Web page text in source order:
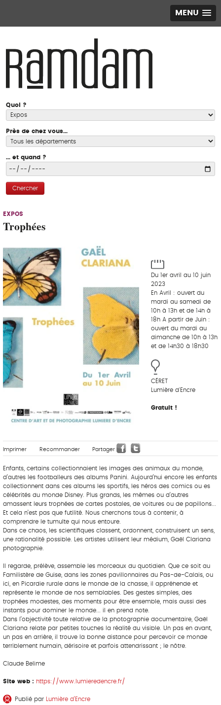
MENU
Quoi ?
Près de chez vous...
... et quand ?
Chercher
EXPOS
Trophées
Du 1er avril au 10 juin
2023
En Avril : ouvert du
mardi au samedi de
10h à 13h et de 14h à
18h A partir de Juin :
ouvert du mardi au
dimanche de 10h à 13h
et de 14h30 à 18h30
CÉRET
Lumière d'Encre
Gratuit !
Imprimer Recommander Partager
Enfants, certains collectionnaient les images des animaux du monde,
d’autres les footballeurs des albums Panini. Aujourd’hui encore les enfants
collectionnent dans ces albums les sportifs, les héros des comics ou es
célébrités du monde Disney. Plus grands, les mêmes ou d’autres
amassent leurs trophées de cartes postales, de voitures ou de papillons...
Et cela n’est pas que futilité. Nous cherchons tous à contenir, à
comprendre le tumulte qui nous entoure.
Dans ce chaos, les scientifiques classent, ordonnent, construisent un sens,
une rationalité possible. Les artistes utilisent leur médium, Gaël Clariana
photographie.
Il regarde, prélève, assemble les morceaux du quotidien. Que ce soit au
Familistère de Guise, dans les zones pavillonnaires du Pas-de-Calais, ou
ici, en Picardie rurale dans le monde de la chasse, il appréhende et
représente le monde de nos semblables. Des gestes simples, des
trophées modestes, des moments pour être ensemble, mais aussi des
instants pour dominer le monde... il en prend note.
Dans l’objectivité toute relative de la photographie documentaire, Gaël
Clariana relate par petites touches la réalité du visible. Un pas en avant,
un pas en arrière, il trouve la bonne distance pour percevoir ce monde
terriblement humain, dérisoire et parfois attendrissant ; le nôtre.
Claude Belime
Site web : https://www.lumieredencre.fr/
Publié par Lumière d’Encre